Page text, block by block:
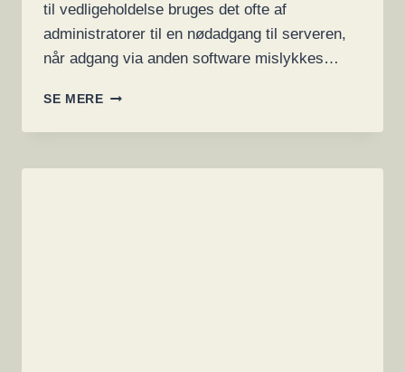
til vedligeholdelse bruges det ofte af
administratorer til en nødadgang til serveren,
når adgang via anden software mislykkes…
SE MEREOVER
TUSINDE
SERVERE